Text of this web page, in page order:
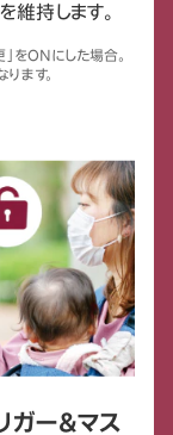
を維持します。
をONにした場合。
ます。
ー＆マス